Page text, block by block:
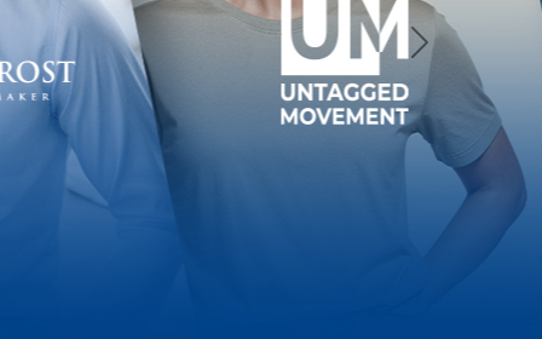
nastepny